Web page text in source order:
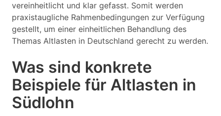
vereinheitlicht und klar gefasst. Somit werden
praxistaugliche Rahmenbedingungen zur Verfügung
gestellt, um einer einheitlichen Behandlung des
Themas Altlasten in Deutschland gerecht zu werden.
Was sind konkrete
Beispiele für Altlasten in
Südlohn